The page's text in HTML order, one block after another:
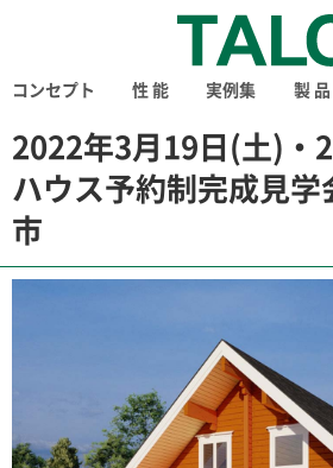
コンセプト 性 能 実例集 製 品
2022年3月19日(土)・
ハウス予約制完成見学
市